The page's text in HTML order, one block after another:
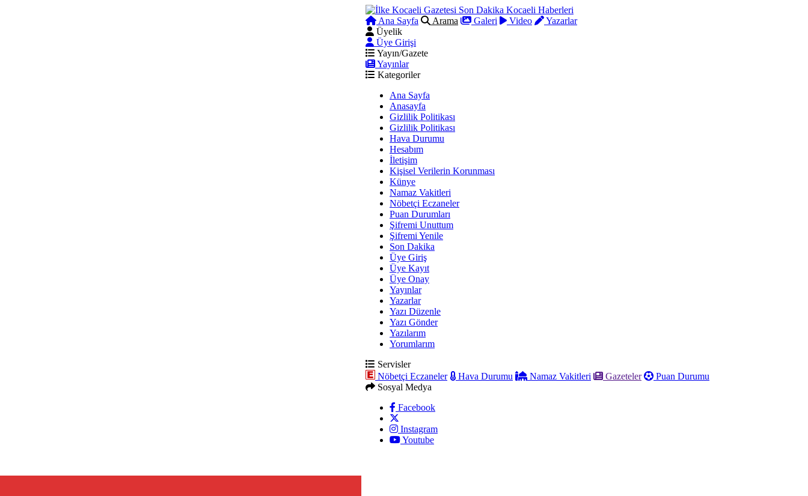
Ana Sayfa Arama Galeri Video
Yazarlar
Üyelik
Üye Girişi
Yayın/Gazete
Yayınlar
Kategoriler
Ana Sayfa
Anasayfa
Gizlilik Politikası
Gizlilik Politikası
Hava Durumu
Hesabım
İletişim
Kişisel Verilerin Korunması
Künye
Namaz Vakitleri
Nöbetçi Eczaneler
Puan Durumları
Şifremi Unuttum
Şifremi Yenile
Son Dakika
Üye Giriş
Üye Kayıt
Üye Onay
Yayınlar
Yazarlar
Yazı Düzenle
Yazı Gönder
Yazılarım
Yorumlarım
Servisler
Nöbetçi Eczaneler
Hava Durumu Namaz Vakitleri Gazeteler
Puan Durumu
Sosyal Medya
Facebook
Instagram
Youtube